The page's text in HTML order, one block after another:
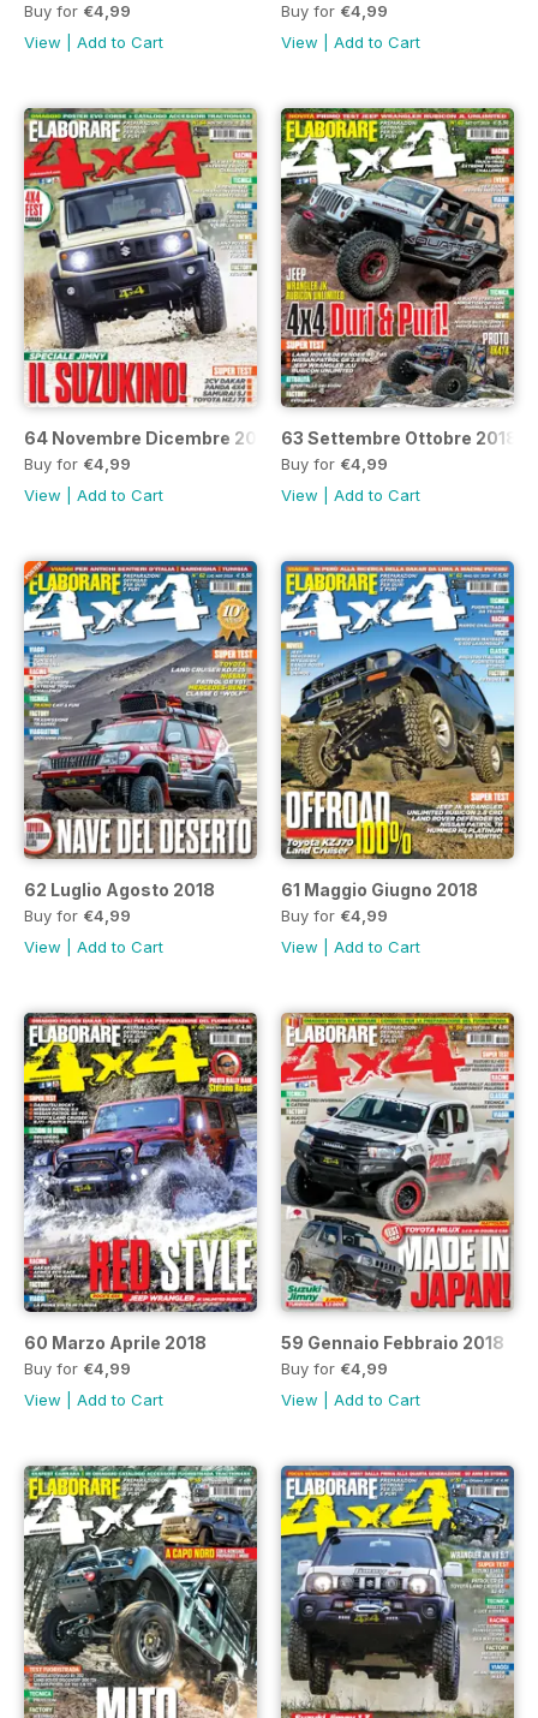
Buy for €4,99
View
Add to Cart
Buy for €4,99
View
Add to Cart
64 Novembre Dicembre 2018
Buy for €4,99
View
Add to Cart
63 Settembre Ottobre 2018
Buy for €4,99
View
Add to Cart
62 Luglio Agosto 2018
Buy for €4,99
View
Add to Cart
61 Maggio Giugno 2018
Buy for €4,99
View
Add to Cart
60 Marzo Aprile 2018
Buy for €4,99
View
Add to Cart
59 Gennaio Febbraio 2018
Buy for €4,99
View
Add to Cart